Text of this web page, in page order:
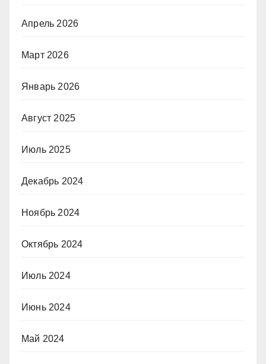
Апрель 2026
Март 2026
Январь 2026
Август 2025
Июль 2025
Декабрь 2024
Ноябрь 2024
Октябрь 2024
Июль 2024
Июнь 2024
Май 2024